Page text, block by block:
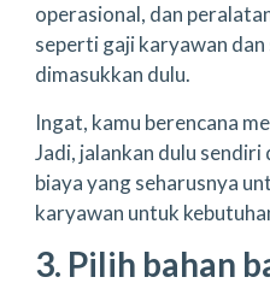
operasional, dan
seperti gaji karyawan
dimasukkan dulu.
Ingat, kamu berencana
Jadi, jalankan dulu sendiri
biaya yang seharusnya
karyawan untuk
3. Pilih bahan